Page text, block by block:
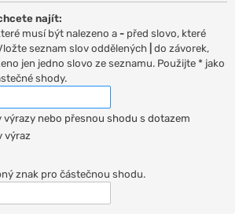
najít:
musí být nalezeno a - před slovo, které
seznam slov oddělených
do závorek,
jen jedno slovo ze seznamu. Použijte * jako
shody.
výrazy nebo přesnou shodu s dotazem
výraz
znak pro částečnou shodu.